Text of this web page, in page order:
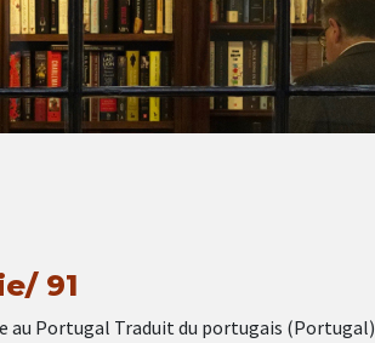
91
au Portugal Traduit du portugais (Portugal)